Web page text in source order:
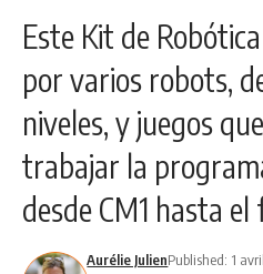
Este Kit de
por varios robots,
niveles, y juegos
trabajar la
desde CM1 hasta el
Aurélie JulienPublished: 1